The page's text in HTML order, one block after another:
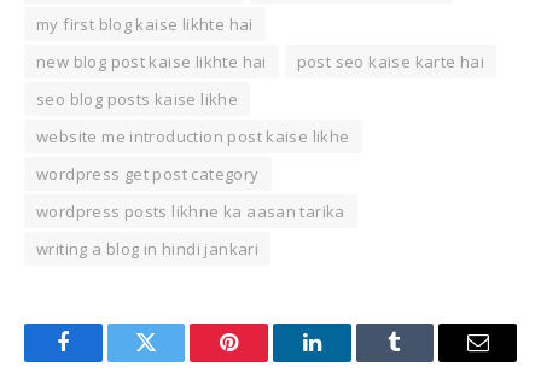
my first blog kaise likhte hai
new blog post kaise likhte hai
post seo kaise karte hai
seo blog posts kaise likhe
website me introduction post kaise likhe
wordpress get post category
wordpress posts likhne ka aasan tarika
writing a blog in hindi jankari
FacebookTwitter Pinterest LinkedInTumblr Email